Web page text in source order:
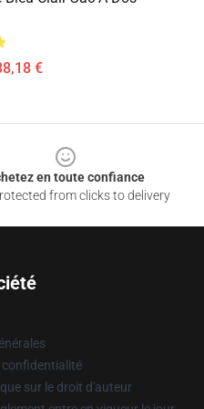
€
en toute confiance
from clicks to delivery
confidentialité
sur le droit d'auteur